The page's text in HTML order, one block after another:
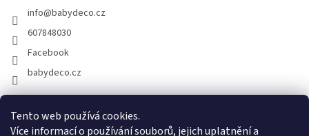
Tento web používá cookies.
Více informací o používání souborů, jejich uplatnění a
info@babydeco.cz
607848030
Facebook
babydeco.cz